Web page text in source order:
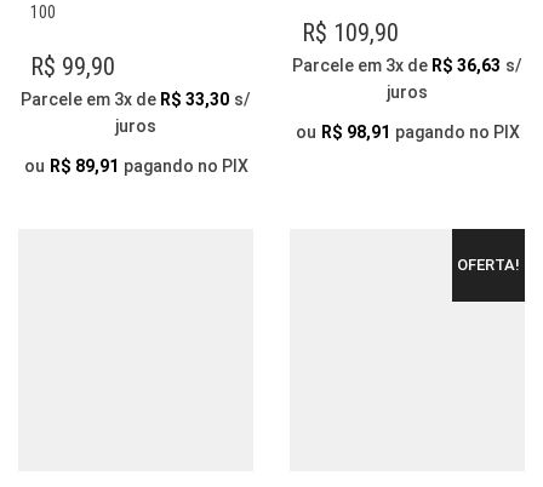
100
VARIANTES.
OPÇÕES
PODEM
SER
R$ 99,90
Parcele em 3x de R$ 33,30 s/
juros
ou R$ 89,91 pagando no PIX
AS
DO
R$ 109,90
Parcele em 3x de R$ 36,63 s/
juros
ou R$ 98,91 pagando no PIX
OFERTA!